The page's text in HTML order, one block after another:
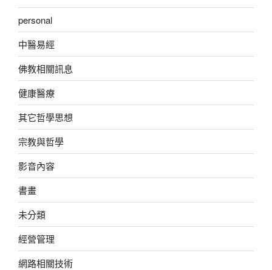
personal
中醫易經
佛教相關訊息
健康醫療
其它哲學思想
宗教與哲學
影音內容
書畫
未分類
經營管理
網路相關技術